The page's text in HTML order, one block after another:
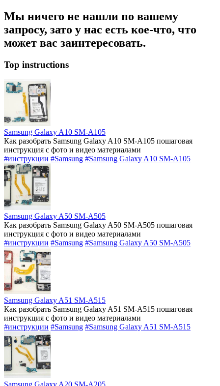
Мы ничего не нашли по вашему
запросу, зато у нас есть кое-что, что
может вас заинтересовать.
Top instructions
Samsung Galaxy A10 SM-A105
Как разобрать Samsung Galaxy A10 SM-A105 пошаговая
инструкция с фото и видео материалами
#инструкции #Samsung #Samsung Galaxy A10 SM-A105
Samsung Galaxy A50 SM-A505
Как разобрать Samsung Galaxy A50 SM-A505 пошаговая
инструкция с фото и видео материалами
#инструкции #Samsung #Samsung Galaxy A50 SM-A505
Samsung Galaxy A51 SM-A515
Как разобрать Samsung Galaxy A51 SM-A515 пошаговая
инструкция с фото и видео материалами
#инструкции #Samsung #Samsung Galaxy A51 SM-A515